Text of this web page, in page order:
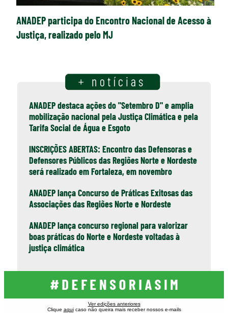
ANADEP participa do Encontro Nacional de Acesso à
Justiça, realizado pelo MJ
ANADEP destaca ações do "Setembro D" e amplia
mobilização nacional pela Justiça Climática e pela
Tarifa Social de Água e Esgoto
INSCRIÇÕES ABERTAS: Encontro das Defensoras e
Defensores Públicos das Regiões Norte e Nordeste
será realizado em Fortaleza, em novembro
ANADEP lança Concurso de Práticas Exitosas das
Associações das Regiões Norte e Nordeste
ANADEP lança concurso regional para valorizar
boas práticas do Norte e Nordeste voltadas à
justiça climática
Ver edições anteriores
Clique aquicaso não queira mais receber nossos e-mails